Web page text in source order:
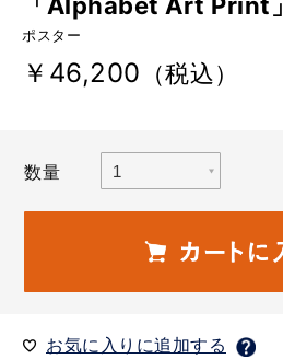
ポスター
￥46,200 （税込）
数量
お気に入りに追加する